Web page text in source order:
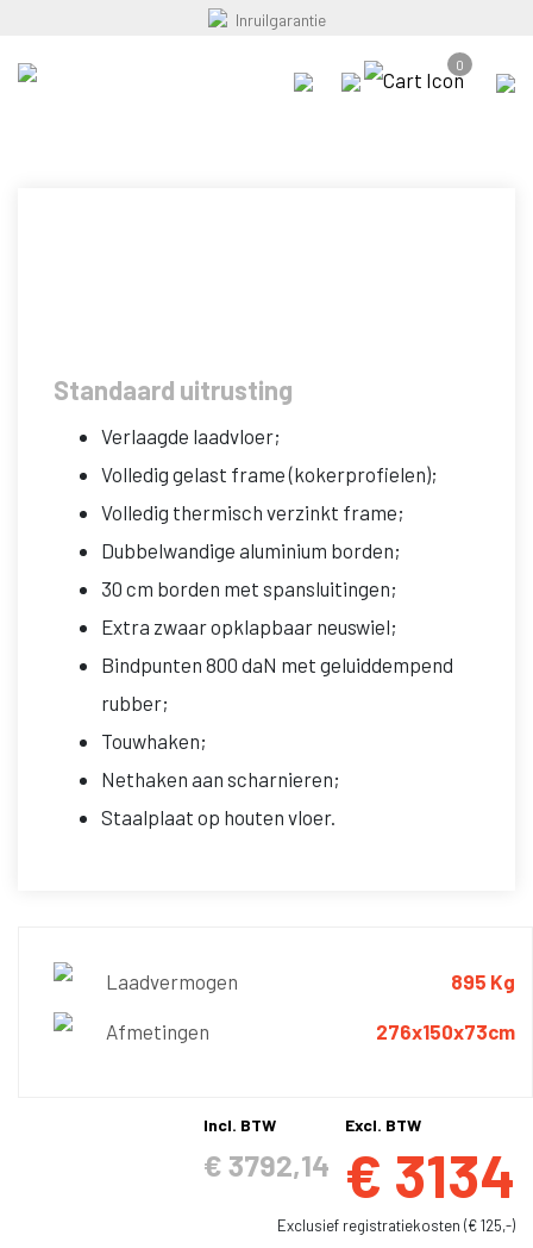
0
Inruilgarantie
» Kippers » SARIS K1 276 150 1350 1
SARIS K1 276 150 1350 1
Standaard uitrusting
Verlaagde laadvloer;
Volledig gelast frame (kokerprofielen);
Volledig thermisch verzinkt frame;
Dubbelwandige aluminium borden;
30 cm borden met spansluitingen;
Extra zwaar opklapbaar neuswiel;
Bindpunten 800 daN met geluiddempend
rubber;
Touwhaken;
Nethaken aan scharnieren;
Staalplaat op houten vloer.
Laadvermogen 895 Kg
Afmetingen 276x150x73cm
Incl. BTW
€ 3792,14
Excl. BTW
€ 3134
Exclusief registratiekosten (€ 125,-)